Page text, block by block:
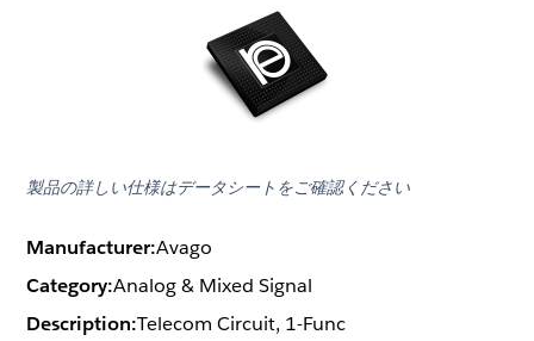
製品の詳しい仕様はデータシートをご確認ください
Manufacturer:Avago
Category:Analog & Mixed Signal
Description:Telecom Circuit, 1-Func